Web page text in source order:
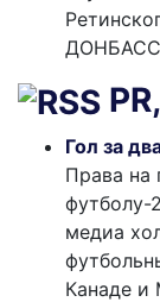
Гол за
Права на
футболу-
медиа
Канаде и